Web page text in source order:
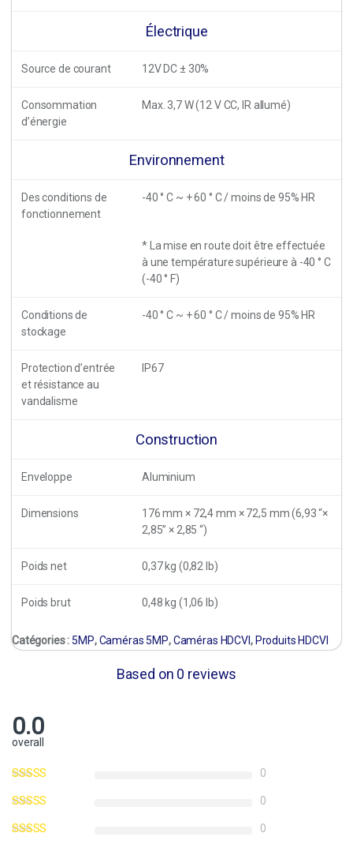
Électrique
Source de courant 12V DC ± 30%
Consommation
d’énergie
Max. 3,7 W (12 V CC, IR allumé)
Environnement
Des conditions de
fonctionnement
-40 ° C ~ + 60 ° C / moins de 95% HR
* La mise en route doit être effectuée
à une température supérieure à -40 ° C
(-40 ° F)
Conditions de
stockage
-40 ° C ~ + 60 ° C / moins de 95% HR
Protection d’entrée
et résistance au
vandalisme
IP67
Construction
Enveloppe Aluminium
Dimensions
176 mm × 72,4 mm × 72,5 mm (6,93 “×
2,85” × 2,85 “)
Poids net 0,37 kg (0,82 lb)
Poids brut 0,48 kg (1,06 lb)
Catégories : 5MP,Caméras 5MP,Caméras HDCVI, Produits HDCVI
Based on 0 reviews
0.0
overall
0
0
0